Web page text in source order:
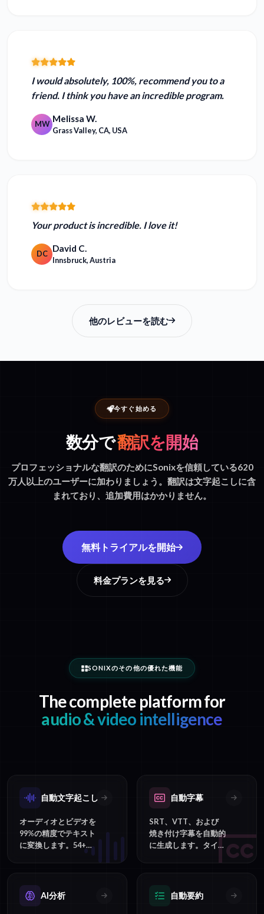
I would absolutely, 100%, recommend you to a
friend. I think you have anincredible program.
MW Melissa W.
Grass Valley, CA, USA
Your product isincredible. I love it!
DC David C.
Innsbruck, Austria
他のレビューを読む
今すぐ始める
数分で翻訳を開始
プロフェッショナルな翻訳のためにSonixを信頼している620
万人以上のユーザーに加わりましょう。翻訳は文字起こしに含
まれており、追加費用はかかりません。
無料トライアルを開始
料金プランを見る
SONIXのその他の優れた機能
The complete platform for
audio & video intelligence
自動文字起こし
オーディオとビデオを
99%の精度でテキスト
に変換します。54+の
言語、話者特定、単語
す。
自動字幕
SRT、VTT、および
焼き付け字幕を自動的
に生成します。タイミ
ォーム向けにエクスポ
AI分析 自動要約